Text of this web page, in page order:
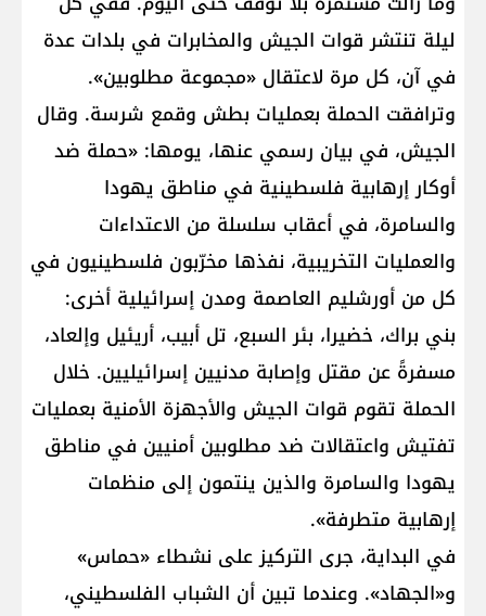
ليلة تنتشر قوات الجيش والمخابرات في بلدات عدة
في آن، كل مرة لاعتقال «مجموعة مطلوبين».
وترافقت الحملة بعمليات بطش وقمع شرسة. وقال
الجيش، في بيان رسمي عنها، يومها: «حملة ضد
أوكار إرهابية فلسطينية في مناطق يهودا
والسامرة، في أعقاب سلسلة من الاعتداءات
والعمليات التخريبية، نفذها مخرّبون فلسطينيون في
كل من أورشليم العاصمة ومدن إسرائيلية أخرى:
بني براك، خضيرا، بئر السبع، تل أبيب، أريئيل وإلعاد،
مسفرةً عن مقتل وإصابة مدنيين إسرائيليين. خلال
الحملة تقوم قوات الجيش والأجهزة الأمنية بعمليات
تفتيش واعتقالات ضد مطلوبين أمنيين في مناطق
يهودا والسامرة والذين ينتمون إلى منظمات
إرهابية متطرفة».
في البداية، جرى التركيز على نشطاء «حماس»
و«الجهاد». وعندما تبين أن الشباب الفلسطيني،